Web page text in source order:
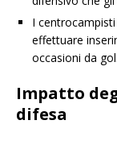
I
effettuare
occasioni da gol.
Impatto
difesa